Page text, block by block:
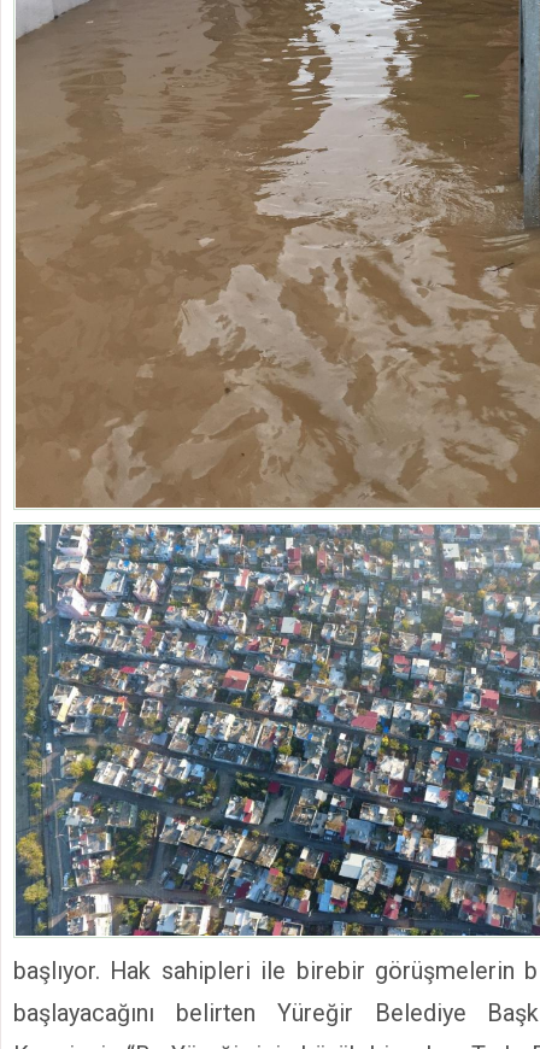
başlıyor. Hak sahipleri ile birebir görüşmelerin
başlayacağını belirten Yüreğir Belediye